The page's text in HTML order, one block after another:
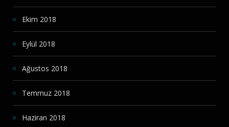
Ekim 2018
Eylül 2018
Ağustos 2018
Temmuz 2018
Haziran 2018